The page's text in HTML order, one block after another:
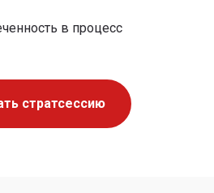
в процесс
стратсессию